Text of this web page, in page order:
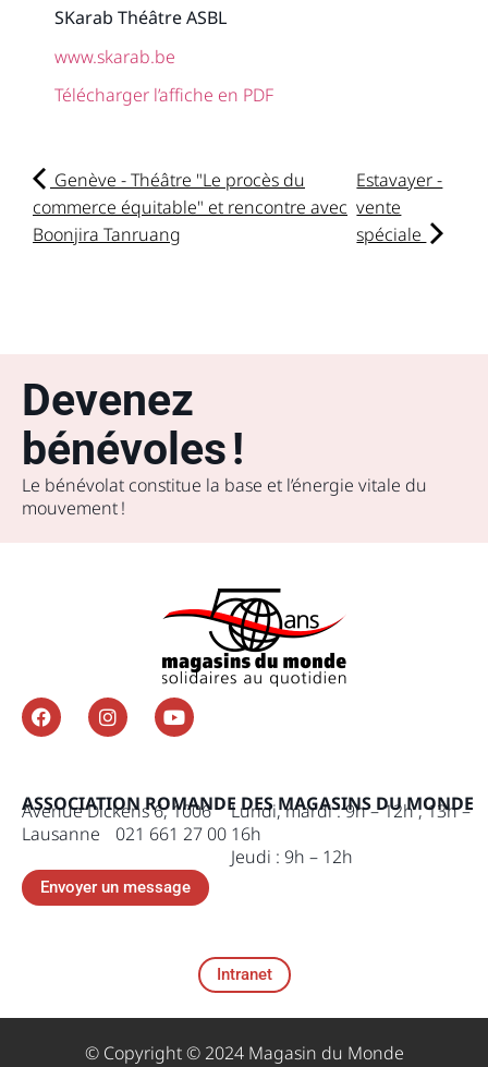
SKarab Théâtre ASBL
www.skarab.be
Télécharger l’affiche en PDF
Genève - Théâtre "Le procès du
commerce équitable" et rencontre avec
Boonjira Tanruang
Estavayer -
vente
spéciale
Devenez
bénévoles !
Le bénévolat constitue la base et l’énergie vitale du
mouvement !
ASSOCIATION ROMANDE DES MAGASINS DU MONDE
Avenue Dickens 6, 1006
Lausanne 021 661 27 00
Lundi, mardi : 9h – 12h , 13h –
16h
Jeudi : 9h – 12h
Envoyer un message
Intranet
© Copyright © 2024 Magasin du Monde